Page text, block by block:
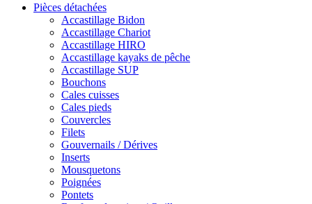
Pièces détachées
Accastillage Bidon
Accastillage Chariot
Accastillage HIRO
Accastillage kayaks de pêche
Accastillage SUP
Bouchons
Cales cuisses
Cales pieds
Couvercles
Filets
Gouvernails / Dérives
Inserts
Mousquetons
Poignées
Pontets